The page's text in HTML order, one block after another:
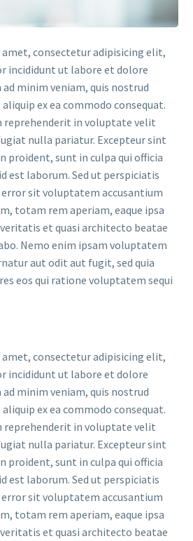
consectetur adipisicing elit,
incididunt ut labore et dolore
minim veniam, quis nostrud
ex ea commodo consequat.
reprehenderit in voluptate velit
nulla pariatur. Excepteur sint
proident, sunt in culpa qui officia
est laborum. Sed ut perspiciatis
sit voluptatem accusantium
totam rem aperiam, eaque ipsa
et quasi architecto beatae
Nemo enim ipsam voluptatem
aut odit aut fugit, sed quia
eos qui ratione voluptatem sequi
consectetur adipisicing elit,
incididunt ut labore et dolore
minim veniam, quis nostrud
ex ea commodo consequat.
reprehenderit in voluptate velit
nulla pariatur. Excepteur sint
proident, sunt in culpa qui officia
est laborum. Sed ut perspiciatis
sit voluptatem accusantium
totam rem aperiam, eaque ipsa
et quasi architecto beatae